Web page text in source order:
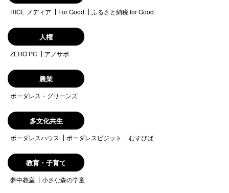
RICE メディア For Good ふるさと納税 for Good
人権
ZERO PC アノサポ
農業
ボーダレス・グリーンズ
多文化共生
ボーダレスハウス ボーダレスビジット むすびば
教育・子育て
夢中教室 小さな森の学童